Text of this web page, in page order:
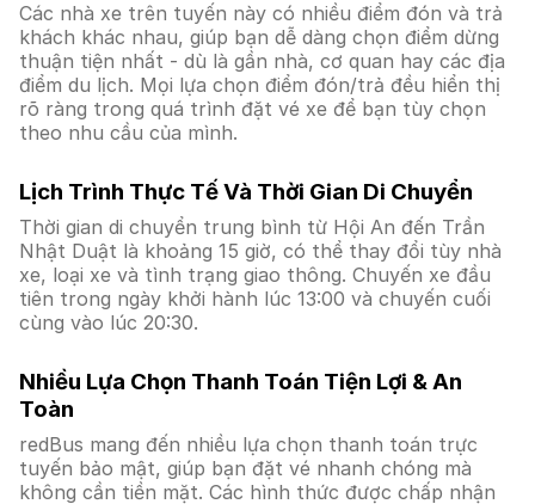
Các nhà xe trên tuyến này có nhiều điểm đón và trả
khách khác nhau, giúp bạn dễ dàng chọn điểm dừng
thuận tiện nhất - dù là gần nhà, cơ quan hay các địa
điểm du lịch. Mọi lựa chọn điểm đón/trả đều hiển thị
rõ ràng trong quá trình đặt vé xe để bạn tùy chọn
theo nhu cầu của mình.
Lịch Trình Thực Tế Và Thời Gian Di Chuyển
Thời gian di chuyển trung bình từ Hội An đến Trần
Nhật Duật là khoảng 15 giờ, có thể thay đổi tùy nhà
xe, loại xe và tình trạng giao thông. Chuyến xe đầu
tiên trong ngày khởi hành lúc 13:00 và chuyến cuối
cùng vào lúc 20:30.
Nhiều Lựa Chọn Thanh Toán Tiện Lợi & An
Toàn
redBus mang đến nhiều lựa chọn thanh toán trực
tuyến bảo mật, giúp bạn đặt vé nhanh chóng mà
không cần tiền mặt. Các hình thức được chấp nhận